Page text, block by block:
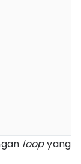
loopyang